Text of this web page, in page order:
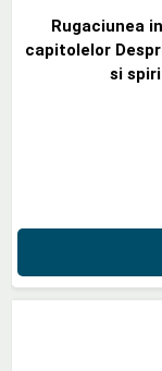
Rugaciunea
capitolelor
si